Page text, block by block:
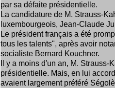
par sa défaite présidentielle.
La candidature de M. Strauss-
luxembourgeois, Jean-Claude
Le président français a été
tous les talents", après avoir
socialiste Bernard Kouchner.
Il y a moins d'un an, M.
présidentielle. Mais, en lui
avaient largement préféré